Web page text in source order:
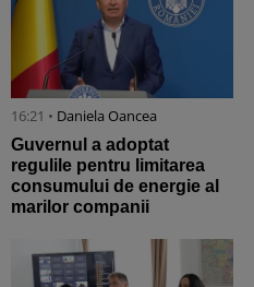
16:21 • Daniela Oancea
Guvernul a adoptat
regulile pentru limitarea
consumului de energie al
marilor companii